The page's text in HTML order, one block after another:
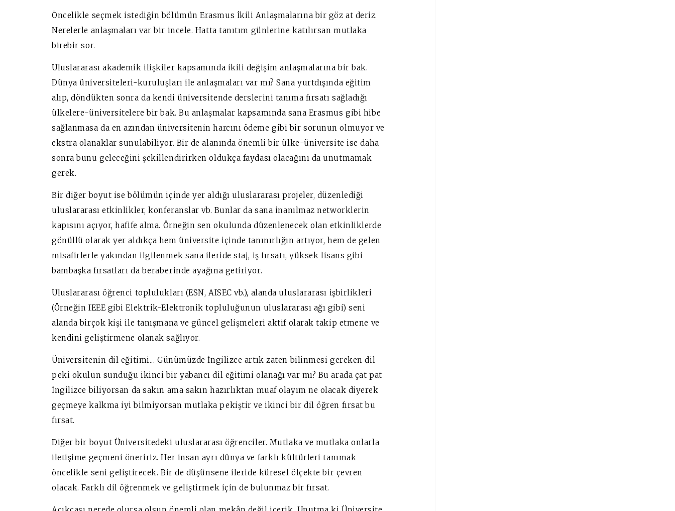
Öncelikle seçmek istediğin bölümün Erasmus İkili Anlaşmalarına bir göz at deriz.
Nerelerle anlaşmaları var bir incele. Hatta tanıtım günlerine katılırsan mutlaka
birebir sor.
Uluslararası akademik ilişkiler kapsamında ikili değişim anlaşmalarına bir bak.
Dünya üniversiteleri-kuruluşları ile anlaşmaları var mı? Sana yurtdışında eğitim
alıp, döndükten sonra da kendi üniversitende derslerini tanıma fırsatı sağladığı
ülkelere-üniversitelere bir bak. Bu anlaşmalar kapsamında sana Erasmus gibi hibe
sağlanmasa da en azından üniversitenin harcını ödeme gibi bir sorunun olmuyor ve
ekstra olanaklar sunulabiliyor. Bir de alanında önemli bir ülke-üniversite ise daha
sonra bunu geleceğini şekillendirirken oldukça faydası olacağını da unutmamak
gerek.
Bir diğer boyut ise bölümün içinde yer aldığı uluslararası projeler, düzenlediği
uluslararası etkinlikler, konferanslar vb. Bunlar da sana inanılmaz networklerin
kapısını açıyor, hafife alma. Örneğin sen okulunda düzenlenecek olan etkinliklerde
gönüllü olarak yer aldıkça hem üniversite içinde tanınırlığın artıyor, hem de gelen
misafirlerle yakından ilgilenmek sana ileride staj, iş fırsatı, yüksek lisans gibi
bambaşka fırsatları da beraberinde ayağına getiriyor.
Uluslararası öğrenci toplulukları (ESN, AISEC vb.), alanda uluslararası işbirlikleri
(Örneğin IEEE gibi Elektrik-Elektronik topluluğunun uluslararası ağı gibi) seni
alanda birçok kişi ile tanışmana ve güncel gelişmeleri aktif olarak takip etmene ve
kendini geliştirmene olanak sağlıyor.
Üniversitenin dil eğitimi... Günümüzde İngilizce artık zaten bilinmesi gereken dil
peki okulun sunduğu ikinci bir yabancı dil eğitimi olanağı var mı? Bu arada çat pat
İngilizce biliyorsan da sakın ama sakın hazırlıktan muaf olayım ne olacak diyerek
geçmeye kalkma iyi bilmiyorsan mutlaka pekiştir ve ikinci bir dil öğren fırsat bu
fırsat.
Diğer bir boyut Üniversitedeki uluslararası öğrenciler. Mutlaka ve mutlaka onlarla
iletişime geçmeni öneririz. Her insan ayrı dünya ve farklı kültürleri tanımak
öncelikle seni geliştirecek. Bir de düşünsene ileride küresel ölçekte bir çevren
olacak. Farklı dil öğrenmek ve geliştirmek için de bulunmaz bir fırsat.